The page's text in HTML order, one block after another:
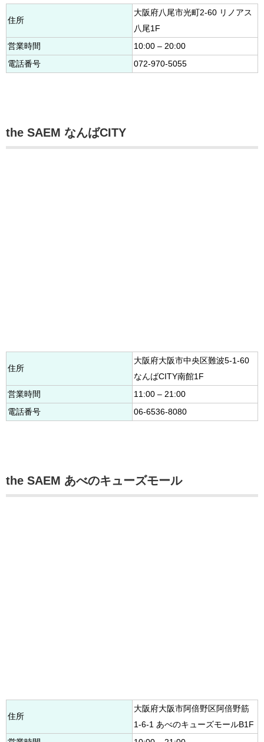
住所
大阪府八尾市光町2-60 リノアス
八尾1F
営業時間
10:00 – 20:00
電話番号
072-970-5055
the SAEM なんばCITY
住所
大阪府大阪市中央区難波5-1-60
なんばCITY南館1F
営業時間
11:00 – 21:00
電話番号
06-6536-8080
the SAEM あべのキューズモール
住所
大阪府大阪市阿倍野区阿倍野筋
1-6-1 あべのキューズモールB1F